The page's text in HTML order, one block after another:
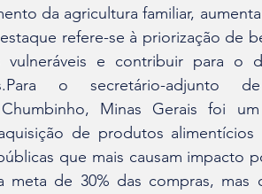
da agricultura familiar,
refere-se à priorização de
e contribuir para o
Minas Gerais foi
de produtos
que mais causam impacto
de 30% das compras, mas